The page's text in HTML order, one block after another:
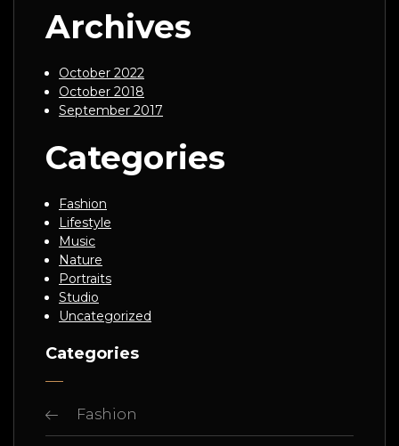
Archives
October 2022
October 2018
September 2017
Categories
Fashion
Lifestyle
Music
Nature
Portraits
Studio
Uncategorized
Categories
Fashion